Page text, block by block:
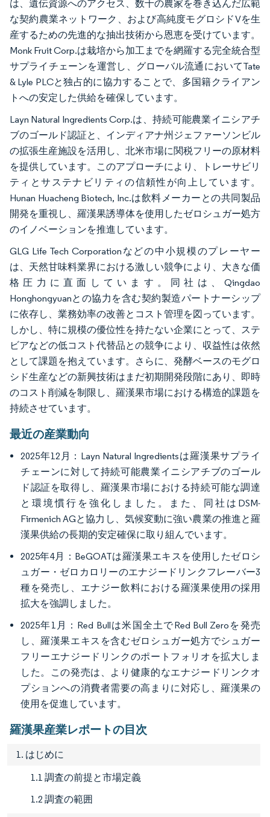
は、遺伝資源へのアクセス、数千の農家を巻き込んだ広範
な契約農業ネットワーク、および高純度モグロシドVを生
産するための先進的な抽出技術から恩恵を受けています。
Monk Fruit Corp.は栽培から加工までを網羅する完全統合型
サプライチェーンを運営し、グローバル流通においてTate
& Lyle PLCと独占的に協力することで、多国籍クライアン
トへの安定した供給を確保しています。
Layn Natural Ingredients Corp.は、持続可能農業イニシアチ
ブのゴールド認証と、インディアナ州ジェファーソンビル
の拡張生産施設を活用し、北米市場に関税フリーの原材料
を提供しています。このアプローチにより、トレーサビリ
ティとサステナビリティの信頼性が向上しています。
Hunan Huacheng Biotech, Inc.は飲料メーカーとの共同製品
開発を重視し、羅漢果誘導体を使用したゼロシュガー処方
のイノベーションを推進しています。
GLG Life Tech Corporationなどの中小規模のプレーヤー
は、天然甘味料業界における激しい競争により、大きな価
格圧力に直面しています。同社は、Qingdao
Honghongyuanとの協力を含む契約製造パートナーシップ
に依存し、業務効率の改善とコスト管理を図っています。
しかし、特に規模の優位性を持たない企業にとって、ステ
ビアなどの低コスト代替品との競争により、収益性は依然
として課題を抱えています。さらに、発酵ベースのモグロ
シド生産などの新興技術はまだ初期開発段階にあり、即時
のコスト削減を制限し、羅漢果市場における構造的課題を
持続させています。
最近の産業動向
2025年12月：Layn Natural Ingredientsは羅漢果サプライ
チェーンに対して持続可能農業イニシアチブのゴール
ド認証を取得し、羅漢果市場における持続可能な調達
と環境慣行を強化しました。また、同社はDSM-
Firmenich AGと協力し、気候変動に強い農業の推進と羅
漢果供給の長期的安定確保に取り組んでいます。
2025年4月：BeGOATは羅漢果エキスを使用したゼロシ
ュガー・ゼロカロリーのエナジードリンクフレーバー3
種を発売し、エナジー飲料における羅漢果使用の採用
拡大を強調しました。
2025年1月：Red Bullは米国全土でRed Bull Zeroを発売
し、羅漢果エキスを含むゼロシュガー処方でシュガー
フリーエナジードリンクのポートフォリオを拡大しま
した。この発売は、より健康的なエナジードリンクオ
プションへの消費者需要の高まりに対応し、羅漢果の
使用を促進しています。
羅漢果産業レポートの目次
1. はじめに
1.1 調査の前提と市場定義
1.2 調査の範囲